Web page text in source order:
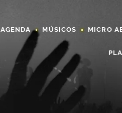
AGENDA MÚSICOS MICRO